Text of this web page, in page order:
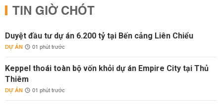
TIN GIỜ CHÓT
Duyệt đầu tư dự án 6.200 tỷ tại Bến cảng Liên Chiểu
DỰ ÁN 01 phút trước
Keppel thoái toàn bộ vốn khỏi dự án Empire City tại Thủ
Thiêm
DỰ ÁN 01 phút trước